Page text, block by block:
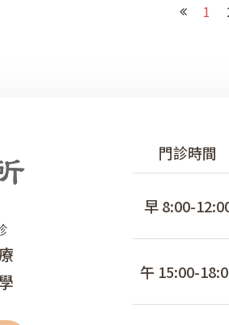
—— 不是追求「變瘦」， 而是希望自
1
門診時間
早 8:00-
午 15:00-